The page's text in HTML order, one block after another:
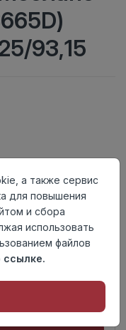
93,15
а также сервис
для повышения
и сбора
использовать
файлов
ссылке.